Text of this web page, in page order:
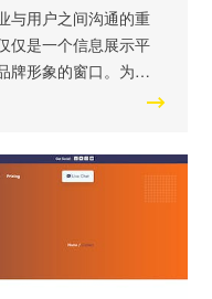
与用户之间沟通的重
仅是一个信息展示平
牌形象的窗口。为了
重要的一环。本文将
引人入胜的高端网
一个好的交互